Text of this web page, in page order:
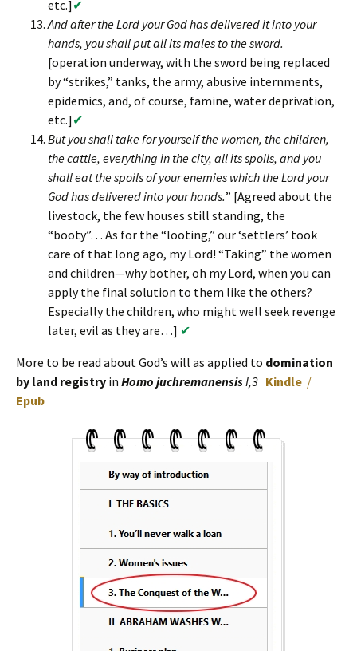
etc.] ✔
And after the Lord your God has delivered it into your
hands, you shall put all its males to the sword.
[operation underway, with the sword being replaced
by “strikes,” tanks, the army, abusive internments,
epidemics, and, of course, famine, water deprivation,
etc.] ✔
But you shall take for yourself the women, the children,
the cattle, everything in the city, all its spoils, and you
shall eat the spoils of your enemies which the Lord your
God has delivered into your hands.” [Agreed about the
livestock, the few houses still standing, the
“booty”… As for the “looting,” our ‘settlers’ took
care of that long ago, my Lord! “Taking” the women
and children—why bother, oh my Lord, when you can
apply the final solution to them like the others?
Especially the children, who might well seek revenge
later, evil as they are…] ✔
More to be read about God’s will as applied to domination
by land registry in Homo juchremanensisI,3 Kindle /
Epub